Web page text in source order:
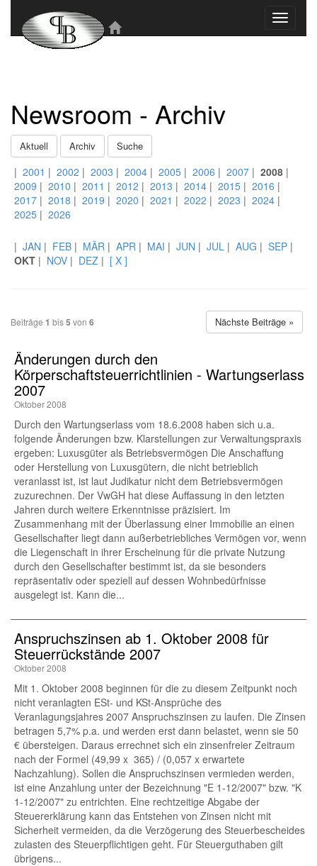
Toggle
Newsroom - Archiv
Aktuell Archiv Suche
| 2001 | 2002 | 2003 | 2004 | 2005 | 2006 | 2007 | 2008 |
2009 | 2010 | 2011 | 2012 | 2013 | 2014 | 2015 | 2016 |
2017 | 2018 | 2019 | 2020 | 2021 | 2022 | 2023 | 2024 |
2025 | 2026
| JAN | FEB | MÄR | APR | MAI | JUN | JUL | AUG | SEP |
OKT | NOV | DEZ | [ X ]
Beiträge 1 bis5 von 6 Nächste Beiträge »
Änderungen durch den
Körperschaftsteuerrichtlinien - Wartungserlass
2007
Oktober 2008
Durch den Wartungserlass vom 18.6.2008 haben sich u.a.
folgende Änderungen bzw. Klarstellungen zur Verwaltungspraxis
ergeben: Luxusgüter als Betriebsvermögen Die Anschaffung
oder Herstellung von Luxusgütern, die nicht betrieblich
veranlasst ist, ist laut Judikatur nicht dem Betriebsvermögen
zuzurechnen. Der VwGH hat diese Auffassung in den letzten
Jahren durch weitere Erkenntnisse präzisiert. Im
Zusammenhang mit der Überlassung einer Immobilie an einen
Gesellschafter liegt dann außerbetriebliches Vermögen vor, wenn
die Liegenschaft in ihrer Erscheinung für die private Nutzung
durch den Gesellschafter bestimmt ist, da sie besonders
repräsentativ oder speziell auf dessen Wohnbedürfnisse
ausgelegt ist. Kann die...
Anspruchszinsen ab 1. Oktober 2008 für
Steuerrückstände 2007
Oktober 2008
Mit 1. Oktober 2008 beginnen für die zu diesem Zeitpunkt noch
nicht veranlagten ESt- und KSt-Ansprüche des
Veranlagungsjahres 2007 Anspruchszinsen zu laufen. Die Zinsen
betragen 5,7% p.a. und werden erst dann belastet, wenn sie 50
€ übersteigen. Daraus errechnet sich ein zinsenfreier Zeitraum
nach der Formel (49,99 x 365) / (0,057 x erwartete
Nachzahlung). Sollen die Anspruchszinsen vermieden werden,
ist eine Anzahlung unter der Bezeichnung "E 1-12/2007" bzw. "K
1-12/2007" zu entrichten. Eine rechtzeitige Abgabe der
Steuererklärung kann das Entstehen von Zinsen nicht mit
Sicherheit vermeiden, da die Verzögerung des Steuerbescheides
zulasten des Steuerpflichtigen geht. Für Steuerguthaben gilt
übrigens...